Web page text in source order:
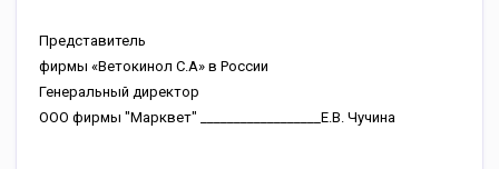
Представитель
фирмы «Ветокинол С.А» в России
Генеральный директор
ООО фирмы "Марквет" __________________Е.В. Чучина